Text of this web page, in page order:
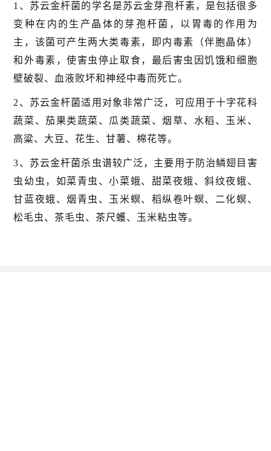
1、苏云金杆菌的学名是苏云金芽孢杆素，是包括很多
变种在内的生产晶体的芽孢杆菌，以胃毒的作用为
主，该菌可产生两大类毒素，即内毒素（伴胞晶体）
和外毒素，使害虫停止取食，最后害虫因饥饿和细胞
壁破裂、血液败坏和神经中毒而死亡。
2、苏云金杆菌适用对象非常广泛，可应用于十字花科
蔬菜、茄果类蔬菜、瓜类蔬菜、烟草、水稻、玉米、
高粱、大豆、花生、甘薯、棉花等。
3、苏云金杆菌杀虫谱较广泛，主要用于防治鳞翅目害
虫幼虫，如菜青虫、小菜蛾、甜菜夜蛾、斜纹夜蛾、
甘蓝夜蛾、烟青虫、玉米螟、稻纵卷叶螟、二化螟、
松毛虫、茶毛虫、茶尺蠖、玉米粘虫等。